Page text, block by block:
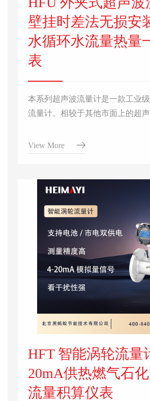
壁挂时差法无损安
水循环水流量热量
表
本系列超声波流量计是一款工业
流量计。相较于其他市面上的超
产品延续了我公司自主研发的
应用于楼宇空调系统，热电厂，石
种工作模式。
View More
HFT 智能涡轮流量
20mA供热燃气石
流量积算仪表